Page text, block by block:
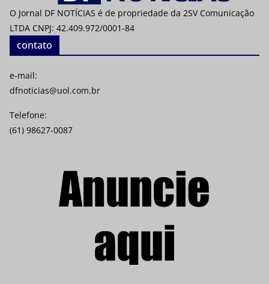
O Jornal DF NOTÍCIAS é de propriedade da 2SV Comunicação
LTDA CNPJ: 42.409.972/0001-84
contato
e-mail:
dfnoticias@uol.com.br
Telefone:
(61) 98627-0087